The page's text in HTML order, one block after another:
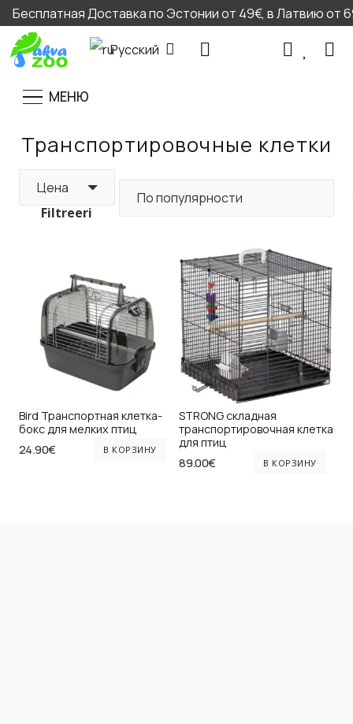
Бесплатная Доставка по Эстонии от 49€, в Латвию от
Русский
МЕНЮ
Транспортировочные клетки
Цена
Filtreeri
Bird Транспортная клетка-
бокс для мелких птиц
24.90€ В КОРЗИНУ
STRONG складная
транспортировочная клетка
для птиц
89.00€ В КОРЗИНУ